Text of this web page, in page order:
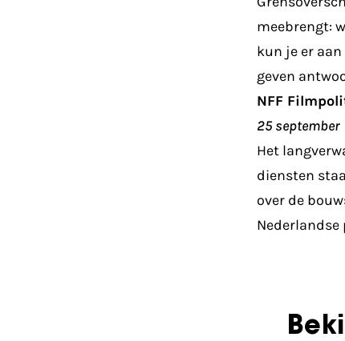
meebrengt:
kun je er
geven
NFF
25 september
Het
diensten
over de